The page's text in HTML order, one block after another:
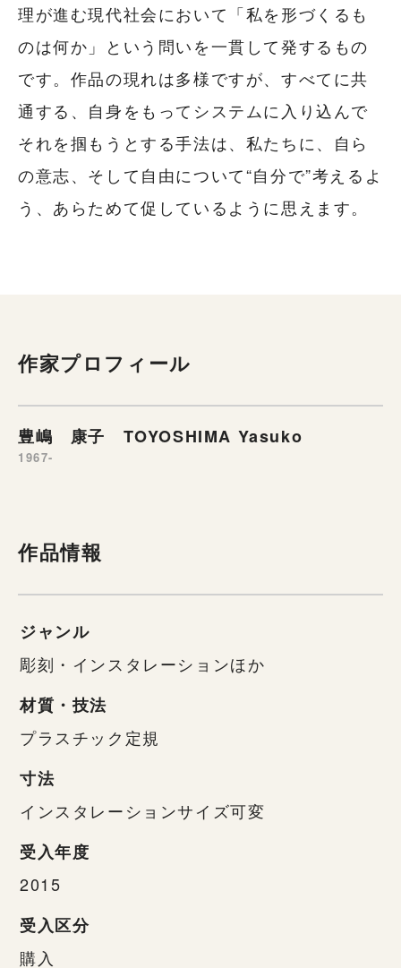
理が進む現代社会において「私を形づくるも
のは何か」という問いを一貫して発するもの
です。作品の現れは多様ですが、すべてに共
通する、自身をもってシステムに入り込んで
それを掴もうとする手法は、私たちに、自ら
の意志、そして自由について“自分で”考えるよ
う、あらためて促しているように思えます。
作家プロフィール
豊嶋 康子 TOYOSHIMA Yasuko
1967-
作品情報
ジャンル
彫刻・インスタレーションほか
材質・技法
プラスチック定規
寸法
インスタレーションサイズ可変
受入年度
2015
受入区分
購入